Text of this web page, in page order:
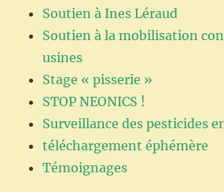
Soutien à Ines Léraud
Soutien à la mobilisation
usines
Stage « pisserie »
STOP NEONICS !
Surveillance des pesticides
téléchargement éphémère
Témoignages